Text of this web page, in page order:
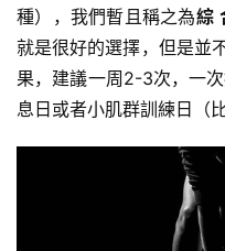
身
視
頻
種），我們暫且稱之為綜
就是很好的選擇，但是並
果，建議一周2-3次，一
息日或者小肌群訓練日（